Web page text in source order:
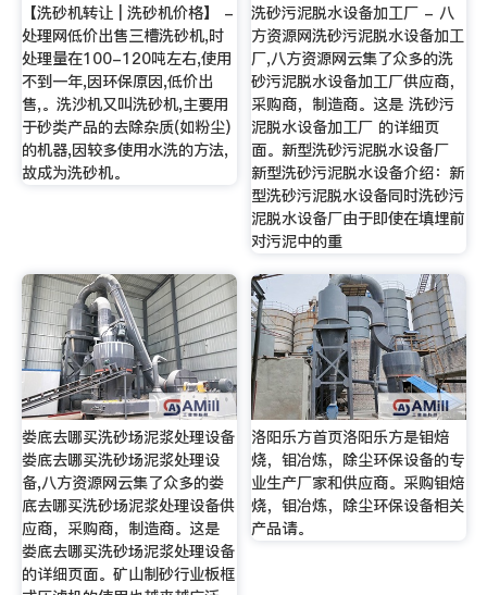
【洗砂机转让 | 洗砂机价格】 -
处理网低价出售三槽洗砂机,时
处理量在100-120吨左右,使用
不到一年,因环保原因,低价出
售,。洗沙机又叫洗砂机,主要用
于砂类产品的去除杂质(如粉尘)
的机器,因较多使用水洗的方法,
故成为洗砂机。
洗砂污泥脱水设备加工厂 - 八
方资源网洗砂污泥脱水设备加工
厂,八方资源网云集了众多的洗
砂污泥脱水设备加工厂供应商，
采购商，制造商。这是 洗砂污
泥脱水设备加工厂 的详细页
面。新型洗砂污泥脱水设备厂
新型洗砂污泥脱水设备介绍：新
型洗砂污泥脱水设备同时洗砂污
泥脱水设备厂由于即使在填埋前
对污泥中的重
娄底去哪买洗砂场泥浆处理设备
娄底去哪买洗砂场泥浆处理设
备,八方资源网云集了众多的娄
底去哪买洗砂场泥浆处理设备供
应商，采购商，制造商。这是
娄底去哪买洗砂场泥浆处理设备
的详细页面。矿山制砂行业板框
洛阳乐方首页洛阳乐方是钼焙
烧，钼冶炼，除尘环保设备的专
业生产厂家和供应商。采购钼焙
烧，钼冶炼，除尘环保设备相关
产品请。